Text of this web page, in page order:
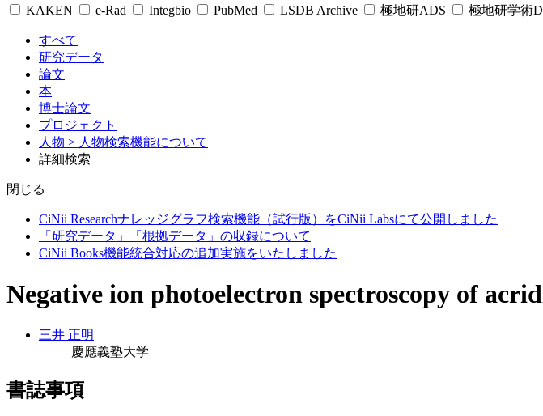
KAKEN
e-Rad Integbio PubMed LSDB Archive 極地研ADS 極地研学術
すべて
研究データ
論文
本
博士論文
プロジェクト
人物 > 人物検索機能について
詳細検索
閉じる
CiNii Researchナレッジグラフ検索機能（試行版）をCiNii Labsにて公開しました
「研究データ」「根拠データ」の収録について
CiNii Books機能統合対応の追加実施をいたしました
Negative ion photoelectron spectroscopy of
三井 正明
慶應義塾大学
書誌事項